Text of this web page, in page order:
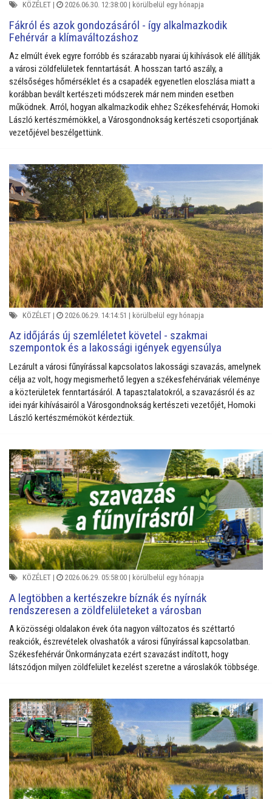
KÖZÉLET | 2026.06.30. 12:38:00 | körülbelül egy hónapja
Fákról és azok gondozásáról - így alkalmazkodik
Fehérvár a klímaváltozáshoz
Az elmúlt évek egyre forróbb és szárazabb nyarai új kihívások elé állítják
a városi zöldfelületek fenntartását. A hosszan tartó aszály, a
szélsőséges hőmérséklet és a csapadék egyenetlen eloszlása miatt a
korábban bevált kertészeti módszerek már nem minden esetben
működnek. Arról, hogyan alkalmazkodik ehhez Székesfehérvár, Homoki
László kertészmérnökkel, a Városgondnokság kertészeti csoportjának
vezetőjével beszélgettünk.
KÖZÉLET | 2026.06.29. 14:14:51 | körülbelül egy hónapja
Az időjárás új szemléletet követel - szakmai
szempontok és a lakossági igények egyensúlya
Lezárult a városi fűnyírással kapcsolatos lakossági szavazás, amelynek
célja az volt, hogy megismerhető legyen a székesfehérváriak véleménye
a közterületek fenntartásáról. A tapasztalatokról, a szavazásról és az
idei nyár kihívásairól a Városgondnokság kertészeti vezetőjét, Homoki
László kertészmérnököt kérdeztük.
KÖZÉLET | 2026.06.29. 05:58:00 | körülbelül egy hónapja
A legtöbben a kertészekre bíznák és nyírnák
rendszeresen a zöldfelületeket a városban
A közösségi oldalakon évek óta nagyon változatos és széttartó
reakciók, észrevételek olvashatók a városi fűnyírással kapcsolatban.
Székesfehérvár Önkormányzata ezért szavazást indított, hogy
látszódjon milyen zöldfelület kezelést szeretne a városlakók többsége.